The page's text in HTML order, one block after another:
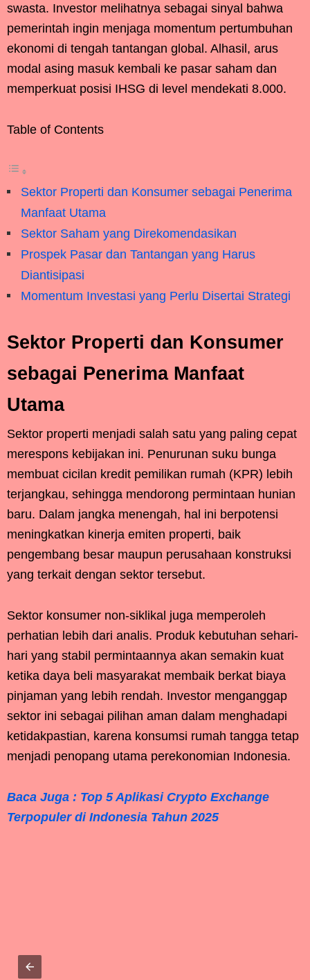
swasta. Investor melihatnya sebagai sinyal bahwa
pemerintah ingin menjaga momentum pertumbuhan
ekonomi di tengah tantangan global. Alhasil, arus
modal asing masuk kembali ke pasar saham dan
memperkuat posisi IHSG di level mendekati 8.000.
Table of Contents
Sektor Properti dan Konsumer sebagai Penerima
Manfaat Utama
Sektor Saham yang Direkomendasikan
Prospek Pasar dan Tantangan yang Harus
Diantisipasi
Momentum Investasi yang Perlu Disertai Strategi
Sektor Properti dan Konsumer
sebagai Penerima Manfaat
Utama
Sektor properti menjadi salah satu yang paling cepat
merespons kebijakan ini. Penurunan suku bunga
membuat cicilan kredit pemilikan rumah (KPR) lebih
terjangkau, sehingga mendorong permintaan hunian
baru. Dalam jangka menengah, hal ini berpotensi
meningkatkan kinerja emiten properti, baik
pengembang besar maupun perusahaan konstruksi
yang terkait dengan sektor tersebut.
Sektor konsumer non-siklikal juga memperoleh
perhatian lebih dari analis. Produk kebutuhan sehari-
hari yang stabil permintaannya akan semakin kuat
ketika daya beli masyarakat membaik berkat biaya
pinjaman yang lebih rendah. Investor menganggap
sektor ini sebagai pilihan aman dalam menghadapi
ketidakpastian, karena konsumsi rumah tangga tetap
menjadi penopang utama perekonomian Indonesia.
Baca Juga : Top 5 Aplikasi Crypto Exchange
Terpopuler di Indonesia Tahun 2025